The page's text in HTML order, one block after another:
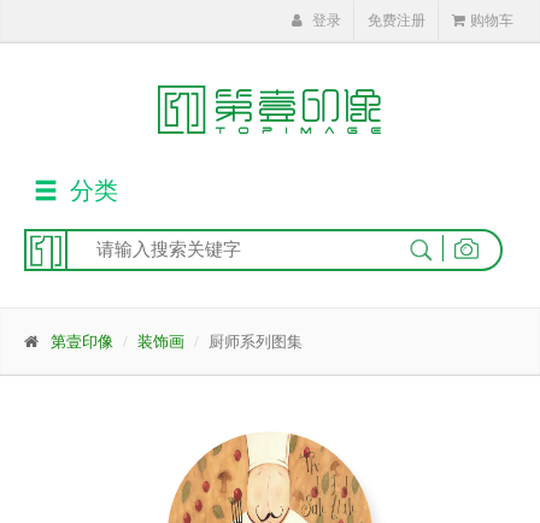
登录 免费注册 购物车
分类
第壹印像 装饰画 厨师系列图集